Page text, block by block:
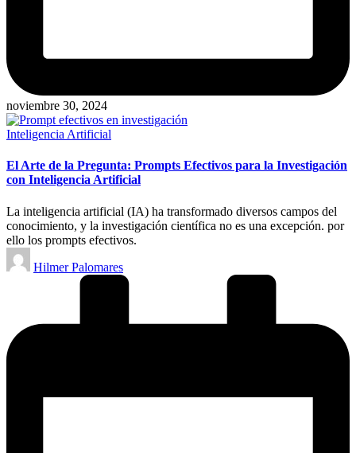
noviembre 30, 2024
Publicado
Inteligencia Artificial
El Arte de la Pregunta: Prompts Efectivos para la Investigación
con Inteligencia Artificial
La inteligencia artificial (IA) ha transformado diversos campos del
conocimiento, y la investigación científica no es una excepción. por
ello los prompts efectivos.
Publicado
por
Hilmer Palomares